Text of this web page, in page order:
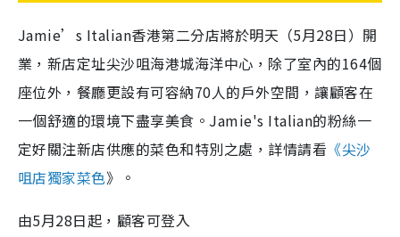
Jamie’s Italian香港第二分店將於明天（5月28日）開
業，新店定址尖沙咀海港城海洋中心，除了室內的164個
座位外，餐廳更設有可容納70人的戶外空間，讓顧客在
一個舒適的環境下盡享美食。Jamie's Italian的粉絲一
定好關注新店供應的菜色和特別之處，詳情請看 《尖沙
咀店獨家菜色》。
由5月28日起，顧客可登入